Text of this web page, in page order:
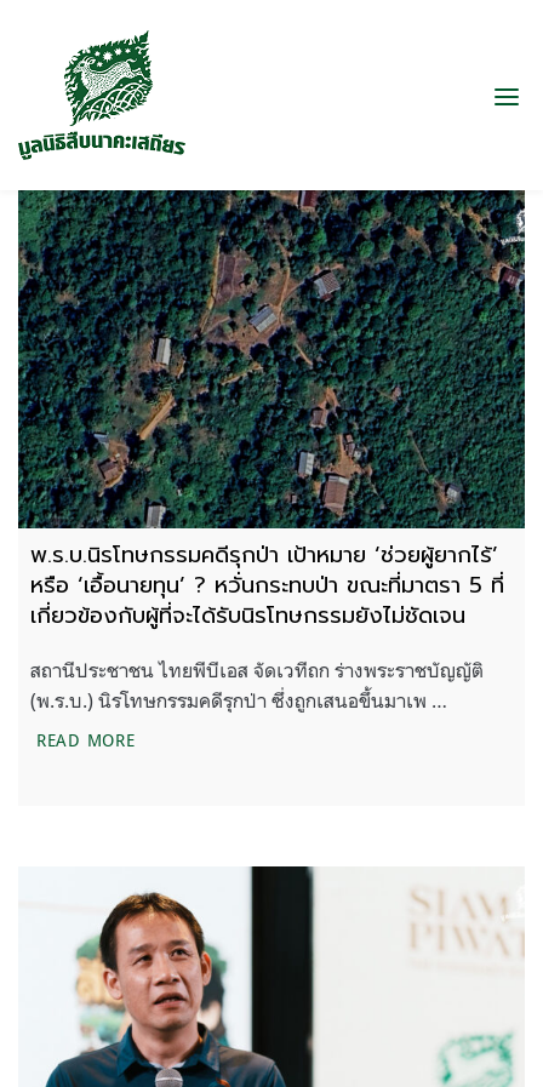
พ.ร.บ.นิรโทษกรรมคดีรุกป่า เป้าหมาย ‘ช่วยผู้ยากไร้’
หรือ ‘เอื้อนายทุน’ ? หวั่นกระทบป่า ขณะที่มาตรา 5 ที่
เกี่ยวข้องกับผู้ที่จะได้รับนิรโทษกรรมยังไม่ชัดเจน
สถานีประชาชน ไทยพีบีเอส จัดเวทีถก ร่างพระราชบัญญัติ
(พ.ร.บ.) นิรโทษกรรมคดีรุกป่า ซึ่งถูกเสนอขึ้นมาเพ …
READ MOREพ.ร.บ.นิรโทษกรรมคดีรุกป่า เป้าหมาย ‘ช่วยผู้ยากไร้